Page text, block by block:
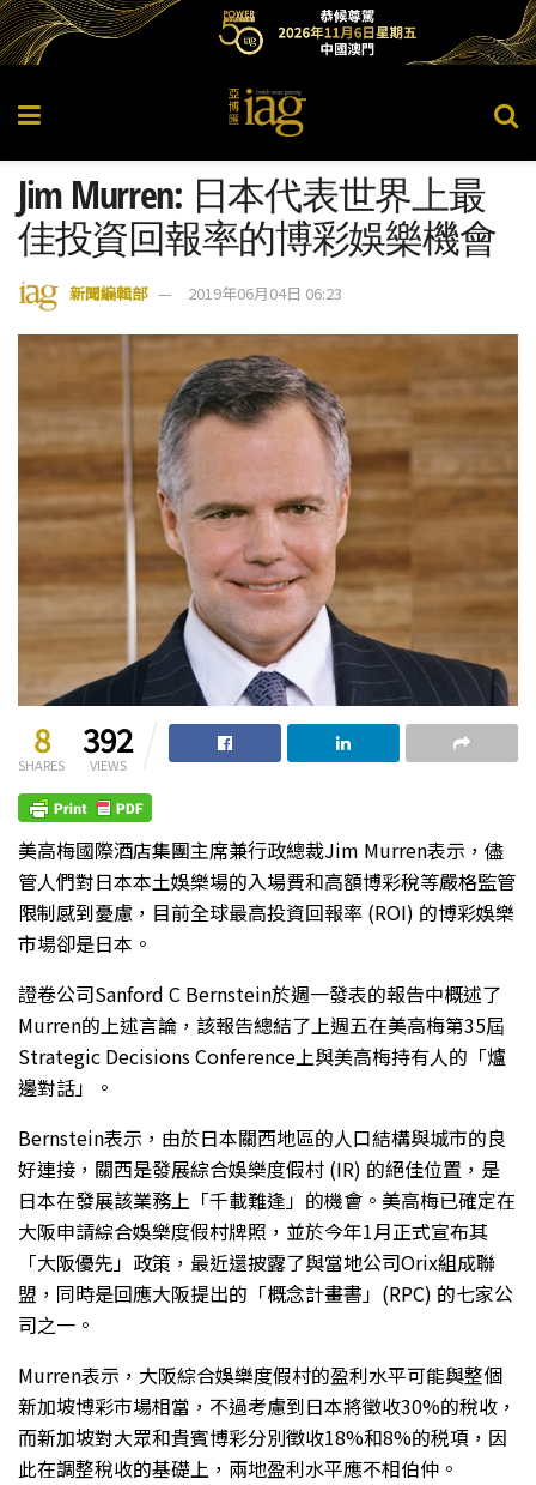
Jim Murren: 日本代表世界上最
佳投資回報率的博彩娛樂機會
新聞編輯部 2019年06月04日 06:23
8
SHARES
392
VIEWS
美高梅國際酒店集團主席兼行政總裁Jim Murren表示，儘
管人們對日本本土娛樂場的入場費和高額博彩稅等嚴格監管
限制感到憂慮，目前全球最高投資回報率 (ROI) 的博彩娛樂
市場卻是日本。
證卷公司Sanford C Bernstein於週一發表的報告中概述了
Murren的上述言論，該報告總結了上週五在美高梅第35屆
Strategic Decisions Conference上與美高梅持有人的「爐
邊對話」。
Bernstein表示，由於日本關西地區的人口結構與城市的良
好連接，關西是發展綜合娛樂度假村 (IR) 的絕佳位置，是
日本在發展該業務上「千載難逢」的機會。美高梅已確定在
大阪申請綜合娛樂度假村牌照，並於今年1月正式宣布其
「大阪優先」政策，最近還披露了與當地公司Orix組成聯
盟，同時是回應大阪提出的「概念計畫書」(RPC) 的七家公
司之一。
Murren表示，大阪綜合娛樂度假村的盈利水平可能與整個
新加坡博彩市場相當，不過考慮到日本將徵收30%的稅收，
而新加坡對大眾和貴賓博彩分別徵收18%和8%的税項，因
此在調整稅收的基礎上，兩地盈利水平應不相伯仲。